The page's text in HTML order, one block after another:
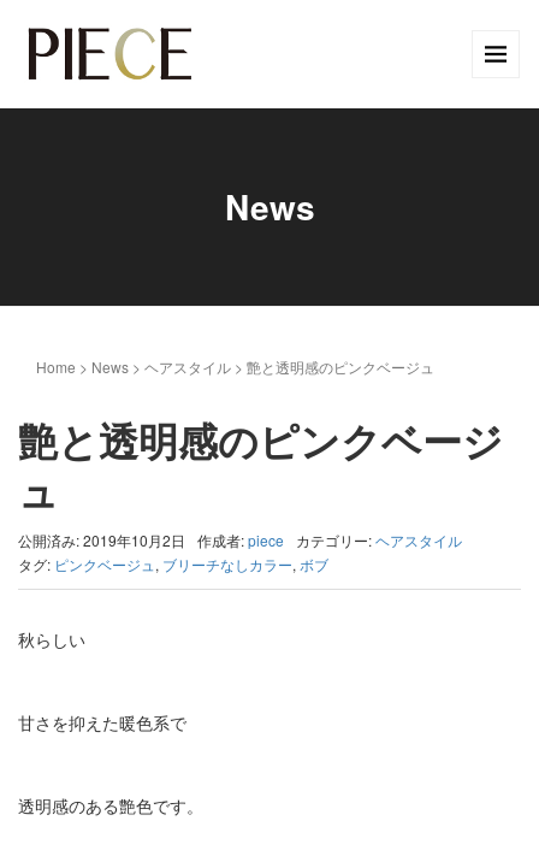
News
Home > News > ヘアスタイル > 艶と透明感のピンクベージュ
艶と透明感のピンクベージ
ュ
公開済み: 2019年10月2日 作成者:piece カテゴリー:ヘアスタイル
タグ: ピンクベージュ , ブリーチなしカラー, ボブ
秋らしい
甘さを抑えた暖色系で
透明感のある艶色です。